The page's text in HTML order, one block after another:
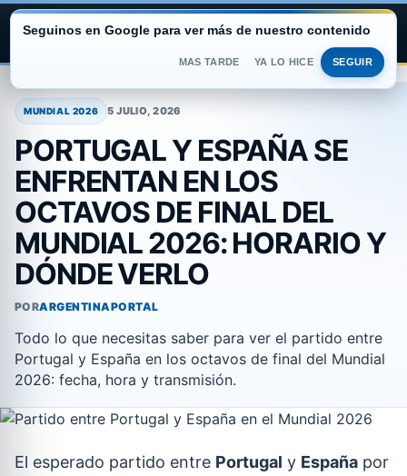
contenido
ARGENTINA PORTAL
MUNDIAL 2026 5 JULIO, 2026
PORTUGAL Y ESPAÑA SE
ENFRENTAN EN LOS
OCTAVOS DE FINAL DEL
MUNDIAL 2026: HORARIO Y
DÓNDE VERLO
PORARGENTINAPORTAL
Todo lo que necesitas saber para ver el partido entre
Portugal y España en los octavos de final del Mundial
2026: fecha, hora y transmisión.
El esperado partido entre Portugal y España por
Seguinos en Google para ver más de nuestro contenido
MAS TARDE YA LO HICE SEGUIR